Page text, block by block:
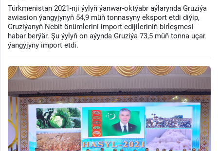
Türkmenistan 2021-nji ýylyň ýanwar-oktýabr aýlarynda Gruziýa
awiasion ýangyjynyň 54,9 müň tonnasyny eksport etdi diýip,
Gruziýanyň Nebit önümlerini import edijileriniň birleşmesi
habar berýär. Şu ýylyň on aýynda Gruziýa 73,5 müň tonna uçar
ýangyjyny import etdi.